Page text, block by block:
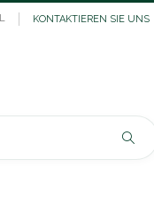
KONTAKTIEREN SIE UNS